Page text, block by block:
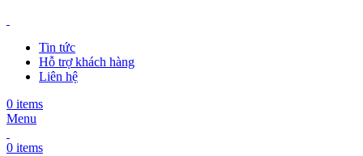
Tin tức
Hỗ trợ khách hàng
Liên hệ
0 items
Menu
0 items